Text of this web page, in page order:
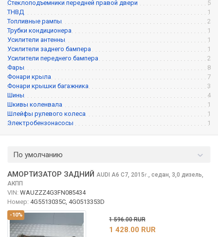
Стеклоподъемники передней правой двери
5
ТНВД
1
Топливные рампы
2
Трубки кондиционера
1
Усилители антенны
1
Усилители заднего бампера
1
Усилители переднего бампера
2
Фары
8
Фонари крыла
7
Фонари крышки багажника
3
Шины
4
Шкивы коленвала
1
Шлейфы рулевого колеса
1
Электробензонасосы
1
По умолчанию
-10%
АМОРТИЗАТОР ЗАДНИЙ AUDI A6 C7, 2015г., седан, 3,0 дизель,
АКПП
VIN: WAUZZZ4G3FN085434
Номер: 4G5513035C, 4G0513353D
1 596.00 RUR
1 428.00 RUR